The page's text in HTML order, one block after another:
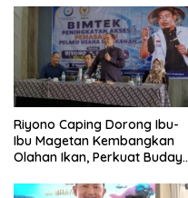
Riyono Caping Dorong Ibu-
Ibu Magetan Kembangkan
Olahan Ikan, Perkuat